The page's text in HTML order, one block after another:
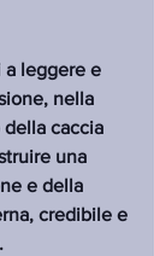
a leggere e
nella
caccia
una
e della
credibile e